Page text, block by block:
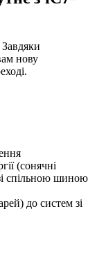
Завдяки
нову
(сонячні
спільною шиною
до систем зі